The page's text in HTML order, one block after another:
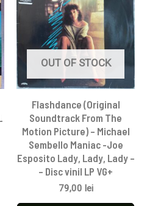
OUT OF STOCK
Flashdance (Original
Soundtrack From The
Motion Picture) – Michael
Sembello Maniac -Joe
Esposito Lady, Lady, Lady –
– Disc vinil LP VG+
79,00 lei